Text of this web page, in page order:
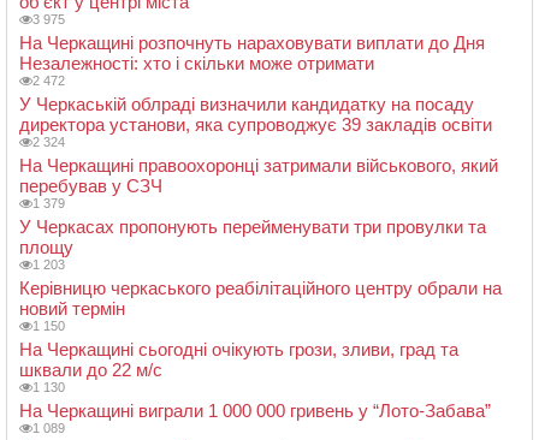
3 975
На Черкащині розпочнуть нараховувати виплати до Дня
Незалежності: хто і скільки може отримати
2 472
У Черкаській облраді визначили кандидатку на посаду
директора установи, яка супроводжує 39 закладів освіти
2 324
На Черкащині правоохоронці затримали військового, який
перебував у СЗЧ
1 379
У Черкасах пропонують перейменувати три провулки та
площу
1 203
Керівницю черкаського реабілітаційного центру обрали на
новий термін
1 150
На Черкащині сьогодні очікують грози, зливи, град та
шквали до 22 м/с
1 130
На Черкащині виграли 1 000 000 гривень у “Лото-Забава”
1 089